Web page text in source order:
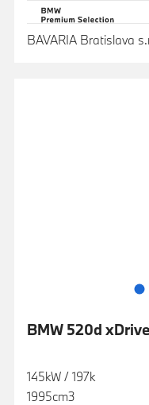
BAVARIA Bratislava
BMW 520d
145kW / 197k
1995cm3